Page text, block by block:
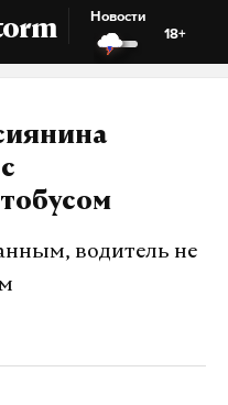
Новости
18+
водитель не